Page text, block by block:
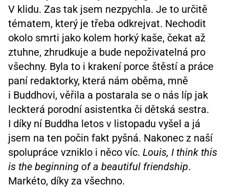
V klidu. Zas tak jsem nezpychla. Je to určitě
tématem, který je třeba odkrejvat. Nechodit
okolo smrti jako kolem horký kaše, čekat až
ztuhne, zhrudkuje a bude nepoživatelná pro
všechny. Byla to i krakení porce štěstí a práce
paní redaktorky, která nám oběma, mně
i Buddhovi, věřila a postarala se o nás líp jak
leckterá porodní asistentka či dětská sestra.
I díky ní Buddha letos v listopadu vyšel a já
jsem na ten počin fakt pyšná. Nakonec z naší
spolupráce vzniklo i něco víc. Louis, I think this
is the beginning of a beautiful friendship.
Markéto, díky za všechno.